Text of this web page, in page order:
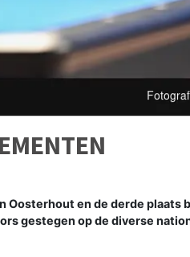
Oosterhout en de derde plaats
gestegen op de diverse